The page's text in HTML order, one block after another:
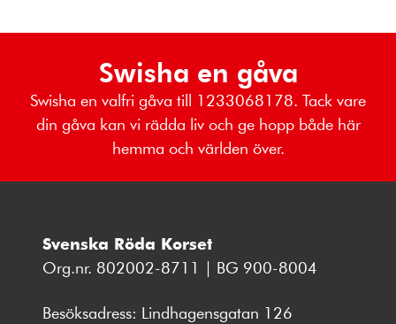
Swisha en gåva
Swisha en valfri gåva till 1233068178. Tack vare
din gåva kan vi rädda liv och ge hopp både här
hemma och världen över.
Svenska Röda Korset
Org.nr. 802002-8711 | BG 900-8004
Besöksadress: Lindhagensgatan 126